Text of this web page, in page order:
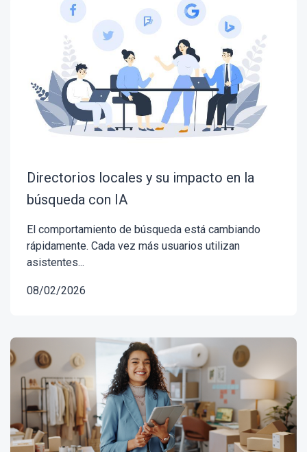
Directorios locales y su impacto en la
búsqueda con IA
El comportamiento de búsqueda está cambiando
rápidamente. Cada vez más usuarios utilizan
asistentes...
08/02/2026